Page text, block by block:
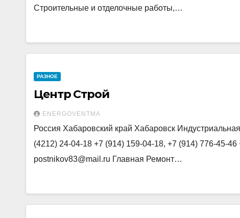
Строительные и отделочные работы,…
РАЗНОЕ
Центр Строй
ENERGOVENTMA
Россия Хабаровский край Хабаровск
(4212) 24-04-18 +7 (914) 159-04-18, +7 (914) 776-45-
postnikov83@mail.ru Главная Ремонт…